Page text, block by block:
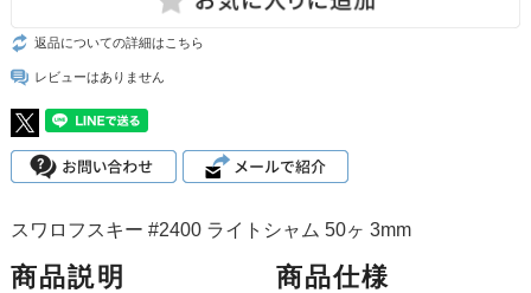
返品についての詳細はこちら
レビューはありません
スワロフスキー #2400 ライトシャム 50ヶ 3mm
商品説明 商品仕様